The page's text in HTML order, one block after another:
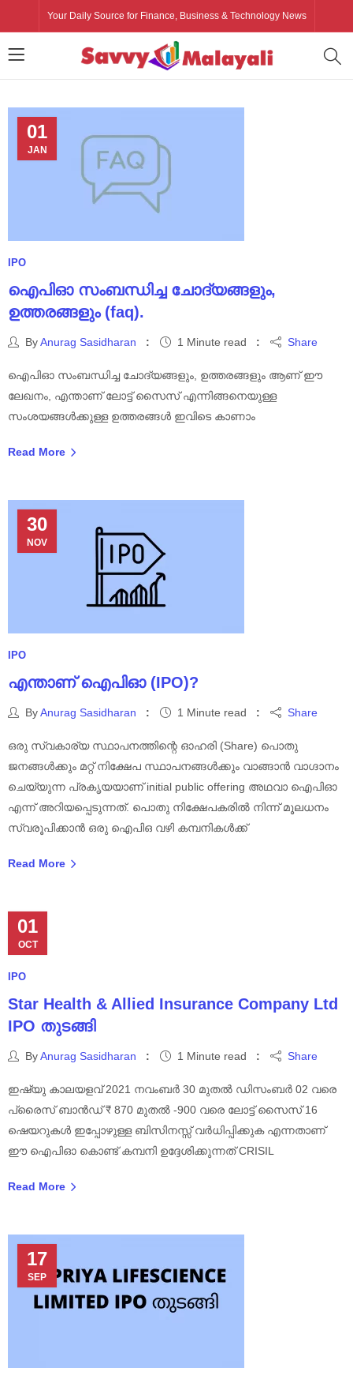
Your Daily Source for Finance, Business & Technology News
01
JAN
IPO
ഐപിഓ സംബന്ധിച്ച ചോദ്യങ്ങളും,
ഉത്തരങ്ങളും (faq).
ByAnurag Sasidharan 1 Minute read Share
ഐപിഓ സംബന്ധിച്ച ചോദ്യങ്ങളും, ഉത്തരങ്ങളും ആണ് ഈ
ലേഖനം, എന്താണ് ലോട്ട് സൈസ് എന്നിങ്ങനെയുള്ള
സംശയങ്ങൾക്കുള്ള ഉത്തരങ്ങൾ ഇവിടെ കാണാം
Read More
30
NOV
IPO
എന്താണ് ഐപിഓ (IPO)?
ByAnurag Sasidharan 1 Minute read Share
ഒരു സ്വകാര്യ സ്ഥാപനത്തിന്റെ ഓഹരി (Share) പൊതു
ജനങ്ങൾക്കും മറ്റ് നിക്ഷേപ സ്ഥാപനങ്ങൾക്കും വാങ്ങാൻ വാഗ്ദാനം
ചെയ്യുന്ന പ്രകൃയയാണ് initial public offering അഥവാ ഐപിഓ
എന്ന് അറിയപ്പെടുന്നത്. പൊതു നിക്ഷേപകരിൽ നിന്ന് മൂലധനം
സ്വരൂപിക്കാൻ ഒരു ഐപിഒ വഴി കമ്പനികൾക്ക്
Read More
01
OCT
IPO
Star Health & Allied Insurance Company Ltd
IPO തുടങ്ങി
ByAnurag Sasidharan 1 Minute read Share
ഇഷ്യു കാലയളവ് 2021 നവംബർ 30 മുതൽ ഡിസംബർ 02 വരെ
പ്രൈസ് ബാൻഡ് ₹ 870 മുതൽ -900 വരെ ലോട്ട് സൈസ് 16
ഷെയറുകൾ ഇപ്പോഴുള്ള ബിസിനസ്സ് വർധിപ്പിക്കുക എന്നതാണ്
ഈ ഐപിഓ കൊണ്ട് കമ്പനി ഉദ്ദേശിക്കുന്നത് CRISIL
Read More
17
SEP